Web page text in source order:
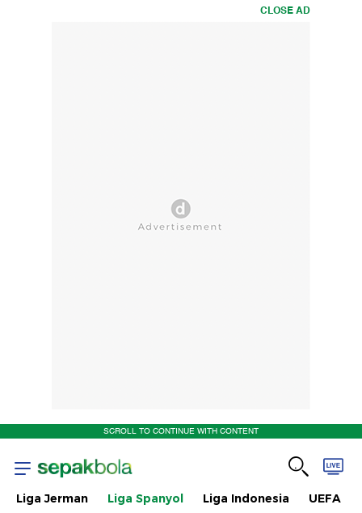
CLOSE AD
SCROLL TO CONTINUE WITH CONTENT
Liga Jerman Liga Spanyol Liga Indonesia UEFA